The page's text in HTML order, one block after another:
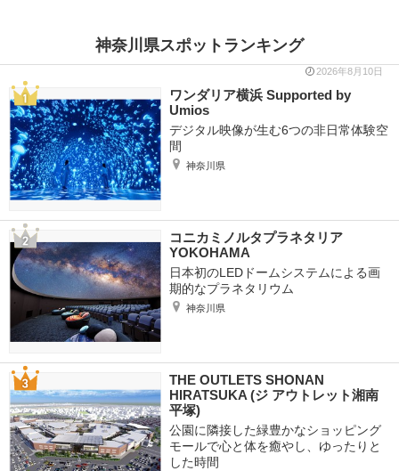
神奈川県スポットランキング
2026年8月10日
ワンダリア横浜 Supported by
Umios
デジタル映像が生む6つの非日常体験空
間
神奈川県
コニカミノルタプラネタリア
YOKOHAMA
日本初のLEDドームシステムによる画
期的なプラネタリウム
神奈川県
THE OUTLETS SHONAN
HIRATSUKA (ジ アウトレット湘南
平塚)
公園に隣接した緑豊かなショッピング
モールで心と体を癒やし、ゆったりと
した時間